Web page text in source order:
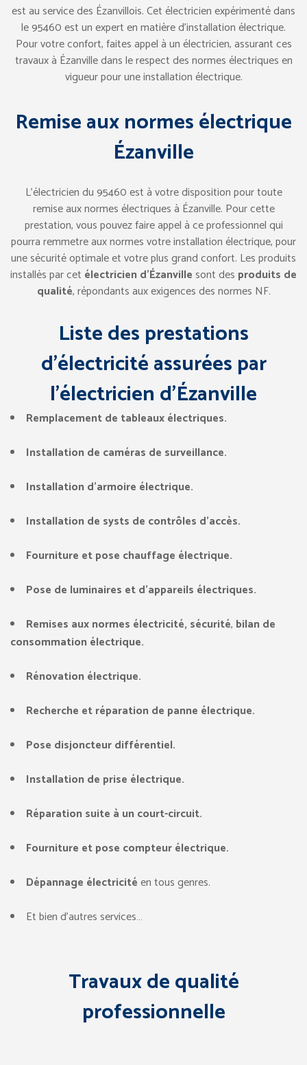
est au service des Ézanvillois. Cet électricien expérimenté dans
le 95460 est un expert en matière d’installation électrique.
Pour votre confort, faites appel à un électricien, assurant ces
travaux à Ézanville dans le respect des normes électriques en
vigueur pour une installation électrique.
Remise aux normes électrique
Ézanville
L’électricien du 95460 est à votre disposition pour toute
remise aux normes électriques à Ézanville. Pour cette
prestation, vous pouvez faire appel à ce professionnel qui
pourra remmetre aux normes votre installation électrique, pour
une sécurité optimale et votre plus grand confort. Les produits
installés par cet électricien d’Ézanville sont des produits de
qualité, répondants aux exigences des normes NF.
Liste des prestations
d’électricité assurées par
l’électricien d’Ézanville
Remplacement de tableaux électriques.
Installation de caméras de surveillance.
Installation d’armoire électrique.
Installation de systs de contrôles d’accès.
Fourniture et pose chauffage électrique.
Pose de luminaires et d’appareils électriques.
Remises aux normes électricité, sécurité, bilan de
consommation électrique.
Rénovation électrique.
Recherche et réparation de panne électrique.
Pose disjoncteur différentiel.
Installation de prise électrique.
Réparation suite à un court-circuit.
Fourniture et pose compteur électrique.
Dépannage électricitéen tous genres.
Et bien d’autres services…
Travaux de qualité
professionnelle